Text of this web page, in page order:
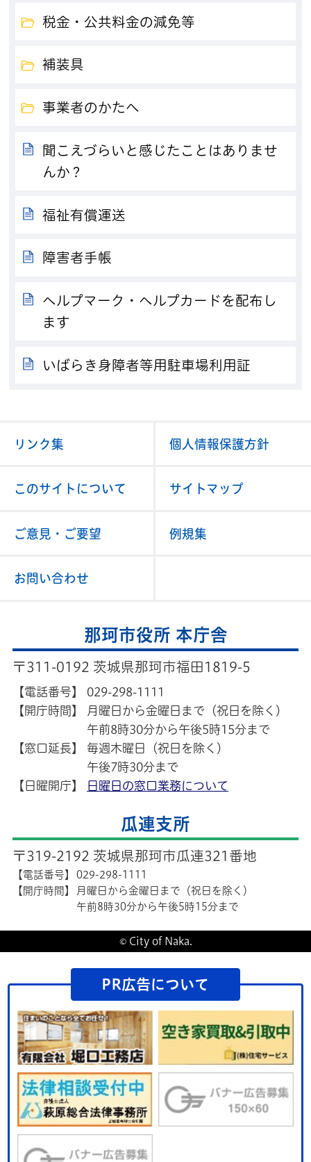
税金・公共料金の減免等
補装具
事業者のかたへ
聞こえづらいと感じたことはありませ
んか？
福祉有償運送
障害者手帳
ヘルプマーク・ヘルプカードを配布し
ます
いばらき身障者等用駐車場利用証
リンク集 個人情報保護方針
このサイトについて サイトマップ
ご意見・ご要望 例規集
お問い合わせ
那珂市役所 本庁舎
〒311-0192 茨城県那珂市福田1819-5
【電話番号】
029-298-1111
【開庁時間】
月曜日から金曜日まで（祝日を除く）
午前8時30分から午後5時15分まで
【窓口延長】
毎週木曜日（祝日を除く）
午後7時30分まで
【日曜開庁】
日曜日の窓口業務について
瓜連支所
〒319-2192 茨城県那珂市瓜連321番地
【電話番号】
029-298-1111
【開庁時間】
月曜日から金曜日まで（祝日を除く）
午前8時30分から午後5時15分まで
© City of Naka.
PR広告について